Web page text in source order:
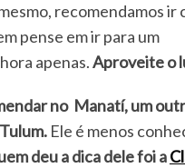
recomendamos ir
pense em ir para um
apenas.Aproveite o
no Manatí, um
Ele é menos
deu a dica dele foi a